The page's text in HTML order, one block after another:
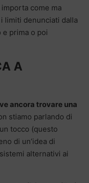
come ma
limiti denunciati dalla
prima o poi
A
ancora trovare una
stiamo parlando di
tocco (questo
di un’idea di
alternativi ai